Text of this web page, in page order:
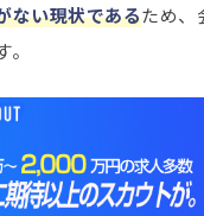
ない現状であるため、
対する口コミ・評判